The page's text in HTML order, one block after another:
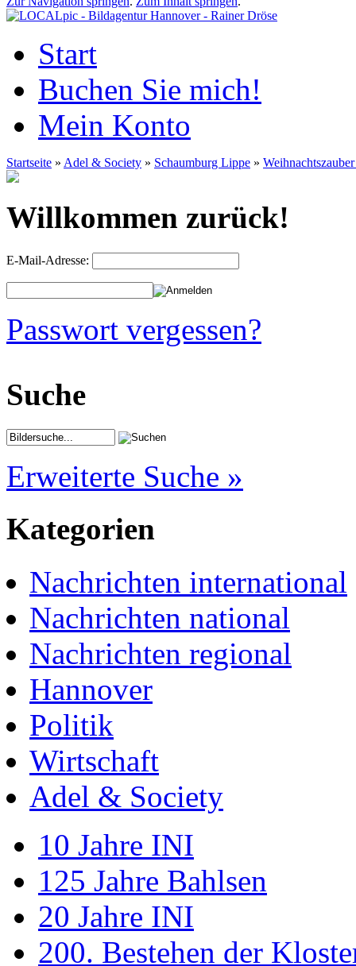
Start
Buchen Sie mich!
Mein Konto
Startseite » Adel & Society » Schaumburg Lippe »
Willkommen zurück!
E-Mail-Adresse:
Passwort vergessen?
Suche
Erweiterte Suche »
Kategorien
Nachrichten international
Nachrichten national
Nachrichten regional
Hannover
Politik
Wirtschaft
Adel & Society
10 Jahre INI
125 Jahre Bahlsen
20 Jahre INI
200. Bestehen der